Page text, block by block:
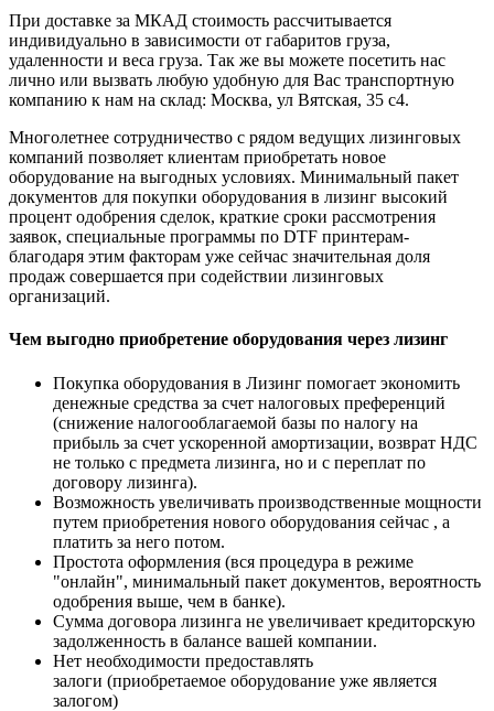
При доставке за МКАД стоимость рассчитывается
индивидуально в зависимости от габаритов груза,
удаленности и веса груза. Так же вы можете посетить нас
лично или вызвать любую удобную для Вас транспортную
компанию к нам на склад: Москва, ул Вятская, 35 c4.
Многолетнее сотрудничество с рядом ведущих лизинговых
компаний позволяет клиентам приобретать новое
оборудование на выгодных условиях. Минимальный пакет
документов для покупки оборудования в лизинг высокий
процент одобрения сделок, краткие сроки рассмотрения
заявок, специальные программы по DTF принтерам-
благодаря этим факторам уже сейчас значительная доля
продаж совершается при содействии лизинговых
организаций.
Чем выгодно приобретение оборудования через лизинг
Покупка оборудования в Лизинг помогает экономить
денежные средства за счет налоговых преференций
(снижение налогооблагаемой базы по налогу на
прибыль за счет ускоренной амортизации, возврат НДС
не только с предмета лизинга, но и с переплат по
договору лизинга).
Возможность увеличивать производственные мощности
путем приобретения нового оборудования сейчас , а
платить за него потом.
Простота оформления (вся процедура в режиме
"онлайн", минимальный пакет документов, вероятность
одобрения выше, чем в банке).
Сумма договора лизинга не увеличивает кредиторскую
задолженность в балансе вашей компании.
Нет необходимости предоставлять
залоги (приобретаемое оборудование уже является
залогом)